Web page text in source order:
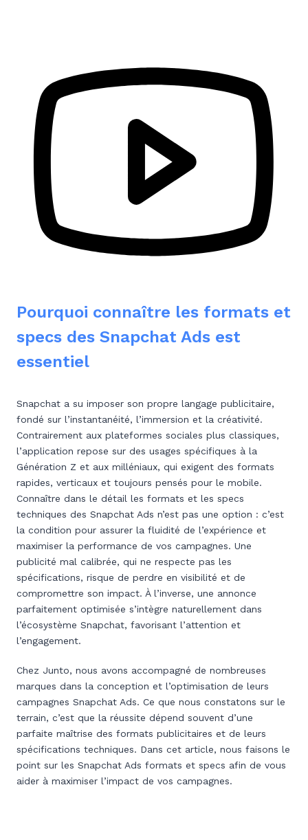
Pourquoi connaître les formats et
specs des Snapchat Ads est
essentiel
Snapchat a su imposer son propre langage publicitaire,
fondé sur l’instantanéité, l’immersion et la créativité.
Contrairement aux plateformes sociales plus classiques,
l’application repose sur des usages spécifiques à la
Génération Z et aux milléniaux, qui exigent des formats
rapides, verticaux et toujours pensés pour le mobile.
Connaître dans le détail les formats et les specs
techniques des Snapchat Ads n’est pas une option : c’est
la condition pour assurer la fluidité de l’expérience et
maximiser la performance de vos campagnes. Une
publicité mal calibrée, qui ne respecte pas les
spécifications, risque de perdre en visibilité et de
compromettre son impact. À l’inverse, une annonce
parfaitement optimisée s’intègre naturellement dans
l’écosystème Snapchat, favorisant l’attention et
l’engagement.
Chez Junto, nous avons accompagné de nombreuses
marques dans la conception et l’optimisation de leurs
campagnes Snapchat Ads. Ce que nous constatons sur le
terrain, c’est que la réussite dépend souvent d’une
parfaite maîtrise des formats publicitaires et de leurs
spécifications techniques. Dans cet article, nous faisons le
point sur les Snapchat Ads formats et specs afin de vous
aider à maximiser l’impact de vos campagnes.